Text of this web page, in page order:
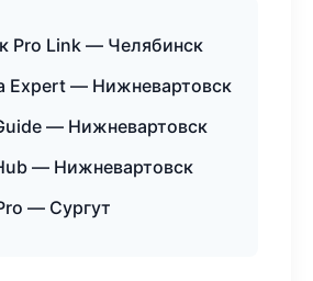
Pro Link — Челябинск
Expert — Нижневартовск
— Нижневартовск
— Нижневартовск
— Сургут